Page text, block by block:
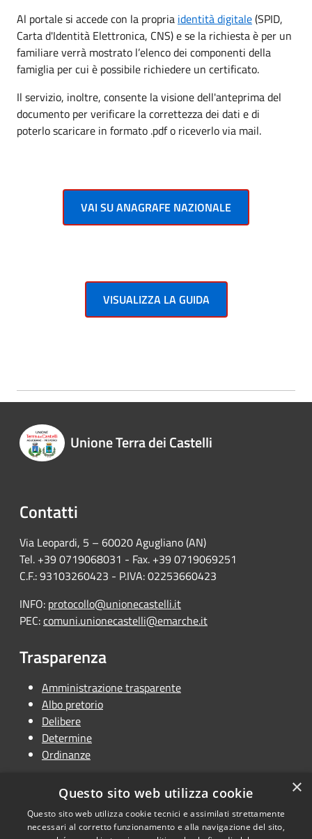
Al portale si accede con la propria identità digitale(SPID,
Carta d'Identità Elettronica, CNS) e se la richiesta è per un
familiare verrà mostrato l’elenco dei componenti della
famiglia per cui è possibile richiedere un certificato.
Il servizio, inoltre, consente la visione dell'anteprima del
documento per verificare la correttezza dei dati e di
poterlo scaricare in formato .pdf o riceverlo via mail.
VAI SU ANAGRAFE NAZIONALE
VISUALIZZA LA GUIDA
Unione Terra dei Castelli
Contatti
Via Leopardi, 5 – 60020 Agugliano (AN)
Tel. +39 0719068031 - Fax. +39 0719069251
C.F.: 93103260423 - P.IVA: 02253660423
INFO: protocollo@unionecastelli.it
PEC:comuni.unionecastelli@emarche.it
Trasparenza
Amministrazione trasparente
Albo pretorio
Delibere
Determine
Ordinanze
RSS
Copyright © 2026 • Unione
×
Questo sito web utilizza cookie
Questo sito web utilizza cookie tecnici e assimilati strettamente
necessari al corretto funzionamento e alla navigazione del sito,